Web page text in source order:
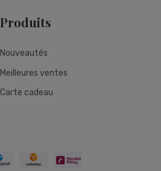
Produits
Nouveautés
Meilleures ventes
Carte cadeau